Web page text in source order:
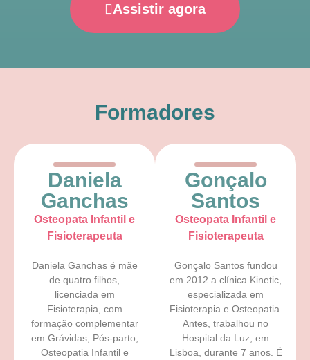
Assistir agora
Formadores
Daniela
Ganchas
Osteopata Infantil e
Fisioterapeuta​
Daniela Ganchas é mãe
de quatro filhos,
licenciada em
Fisioterapia, com
formação complementar
em Grávidas, Pós-parto,
Osteopatia Infantil e
Gonçalo
Santos
Osteopata Infantil e
Fisioterapeuta​
Gonçalo Santos fundou
em 2012 a clínica Kinetic,
especializada em
Fisioterapia e Osteopatia.
Antes, trabalhou no
Hospital da Luz, em
Lisboa, durante 7 anos. É